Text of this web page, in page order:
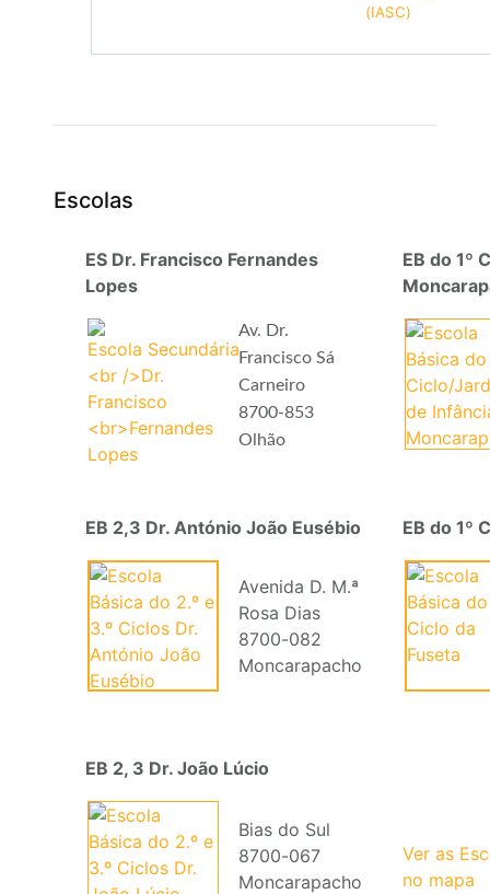
Escolas
ES Dr. Francisco Fernandes
Lopes
EB do 1º
Av. Dr.
Francisco Sá
Carneiro
8700-853
Olhão
EB 2,3 Dr. António João Eusébio EB do 1º
Avenida D. M.ª
Rosa Dias
8700-082
Moncarapacho
EB 2, 3 Dr. João Lúcio
Bias do Sul
8700-067
Moncarapacho
Ver as
no mapa